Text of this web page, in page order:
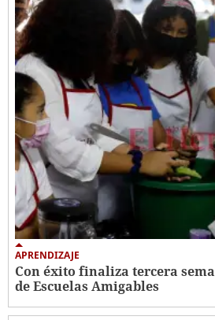
APRENDIZAJE
Con éxito finaliza tercera
de Escuelas Amigables